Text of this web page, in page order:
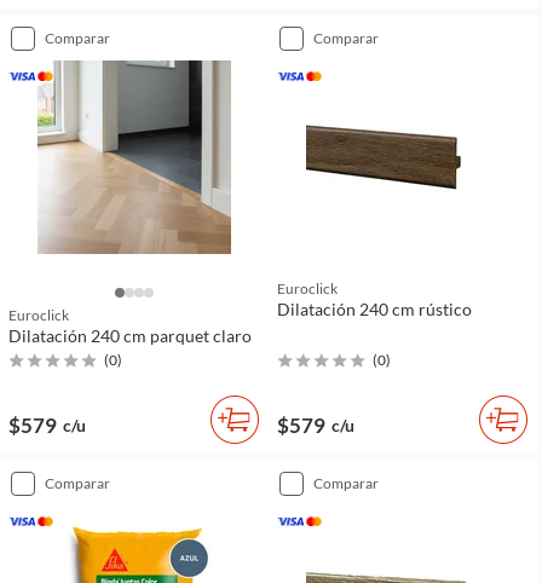
comparar
Euroclick
Dilatación 240 cm parquet claro
(0)
$579 c/u
comparar
Euroclick
Dilatación 240 cm rústico
(0)
$579 c/u
comparar comparar